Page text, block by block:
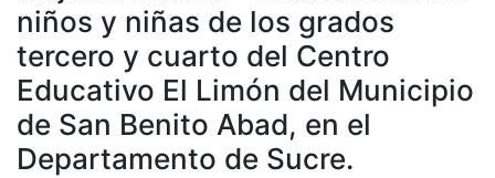
niños y niñas de los grados
tercero y cuarto del Centro
Educativo El Limón del Municipio
de San Benito Abad, en el
Departamento de Sucre.